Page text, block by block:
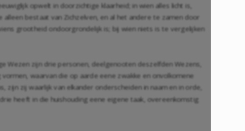
opwelt in doorzichtige klaarheid; in wien alles licht is,
alleen bestaat van Zichzelven, en al het andere te zamen door
grootheid ondoorgrondelijk is; bij wien niets is te vergelijken
Wezen zijn drie personen, deelgenooten deszelfden Wezens,
waarvan die op aarde eene zwakke en onvolkomene
zijn zij waarlijk van elkander onderscheiden in naam en in orde,
heeft in die huishouding eene eigene taak, overeenkomstig